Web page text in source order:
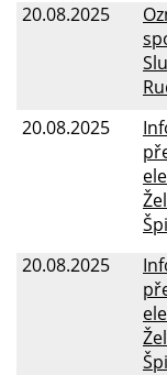
20.08.2025
20.08.2025
20.08.2025